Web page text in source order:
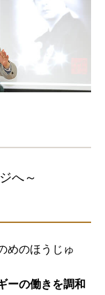
へ～
めのほうじゅ
ーの働きを調和